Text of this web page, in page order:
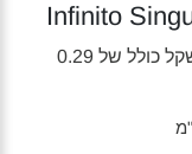
זהב צהוב 18K בשיבוץ 32 יהלומים במשקל כולל של 0.29